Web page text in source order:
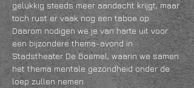
gelukkig steeds meer aandacht krijgt, maar
toch rust er vaak nog een taboe op.
Daarom nodigen we je van harte uit voor
een bijzondere thema-avond in
Stadstheater De Boemel, waarin we samen
het thema mentale gezondheid onder de
loep zullen nemen.